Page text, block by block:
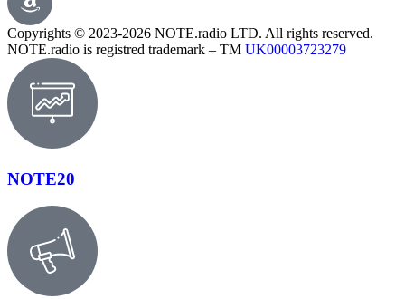
Copyrights © 2023-2026 NOTE.radio LTD. All rights reserved.
NOTE.radio is registred trademark – TM UK00003723279
NOTE20